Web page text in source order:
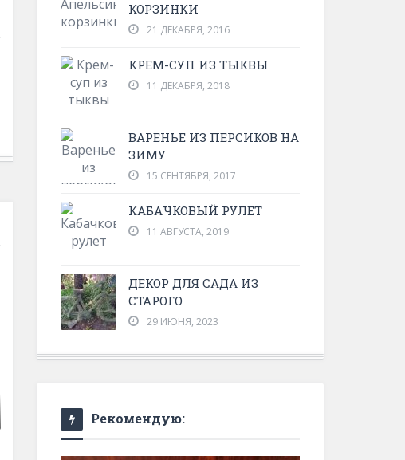
КОРЗИНКИ
21 ДЕКАБРЯ, 2016
КРЕМ-СУП ИЗ ТЫКВЫ
11 ДЕКАБРЯ, 2018
ВАРЕНЬЕ ИЗ ПЕРСИКОВ НА
ЗИМУ
15 СЕНТЯБРЯ, 2017
КАБАЧКОВЫЙ РУЛЕТ
11 АВГУСТА, 2019
ДЕКОР ДЛЯ САДА ИЗ
СТАРОГО
29 ИЮНЯ, 2023
Рекомендую: